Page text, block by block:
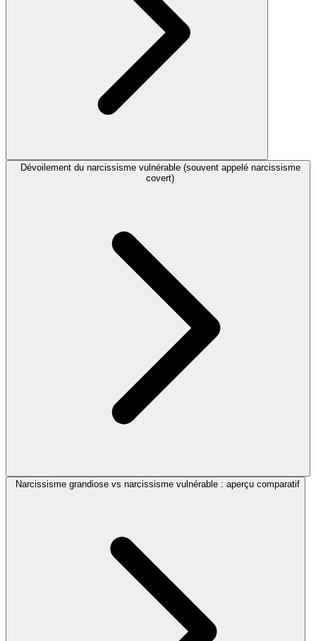
Dévoilement du narcissisme vulnérable (souvent appelé narcissisme
covert)
Narcissisme grandiose vs narcissisme vulnérable : aperçu comparatif